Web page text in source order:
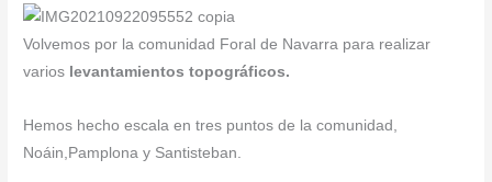
Volvemos por la comunidad Foral de Navarra para realizar
varios levantamientos topográficos.
Hemos hecho escala en tres puntos de la comunidad,
Noáin,Pamplona y Santisteban.